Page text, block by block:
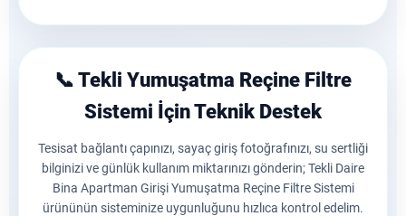
📞 Tekli Yumuşatma Reçine Filtre
Sistemi İçin Teknik Destek
Tesisat bağlantı çapınızı, sayaç giriş fotoğrafınızı, su sertliği
bilginizi ve günlük kullanım miktarınızı gönderin; Tekli Daire
Bina Apartman Girişi Yumuşatma Reçine Filtre Sistemi
ürününün sisteminize uygunluğunu hızlıca kontrol edelim.